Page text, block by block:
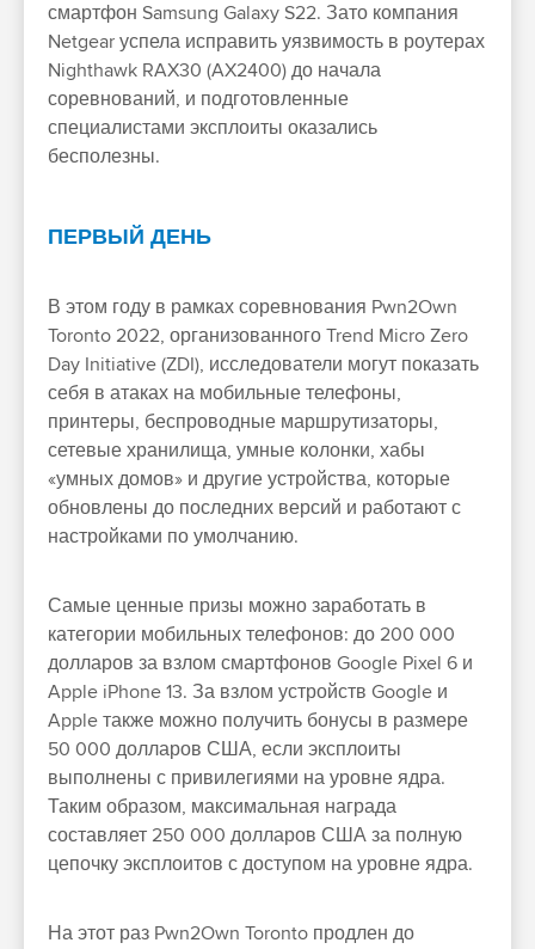
смартфон Samsung Galaxy S22. Зато компания
Netgear успела исправить уязвимость в роутерах
Nighthawk RAX30 (AX2400) до начала
соревнований, и подготовленные
специалистами эксплоиты оказались
бесполезны.
ПЕРВЫЙ ДЕНЬ
В этом году в рамках соревнования Pwn2Own
Toronto 2022, организованного Trend Micro Zero
Day Initiative (ZDI), исследователи могут показать
себя в атаках на мобильные телефоны,
принтеры, беспроводные маршрутизаторы,
сетевые хранилища, умные колонки, хабы
«умных домов» и другие устройства, которые
обновлены до последних версий и работают с
настройками по умолчанию.
Самые ценные призы можно заработать в
категории мобильных телефонов: до 200 000
долларов за взлом смартфонов Google Pixel 6 и
Apple iPhone 13. За взлом устройств Google и
Apple также можно получить бонусы в размере
50 000 долларов США, если эксплоиты
выполнены с привилегиями на уровне ядра.
Таким образом, максимальная награда
составляет 250 000 долларов США за полную
цепочку эксплоитов с доступом на уровне ядра.
На этот раз Pwn2Own Toronto продлен до